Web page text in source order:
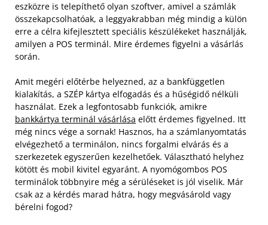
eszközre is telepíthető olyan szoftver, amivel a számlák
összekapcsolhatóak, a leggyakrabban még mindig a külön
erre a célra kifejlesztett speciális készülékeket használják,
amilyen a POS terminál. Mire érdemes figyelni a vásárlás
során.
Amit megéri előtérbe helyezned, az a bankfüggetlen
kialakítás, a SZÉP kártya elfogadás és a hűségidő nélküli
használat. Ezek a legfontosabb funkciók, amikre
bankkártya terminál vásárlása előtt érdemes figyelned. Itt
még nincs vége a sornak! Hasznos, ha a számlanyomtatás
elvégezhető a terminálon, nincs forgalmi elvárás és a
szerkezetek egyszerűen kezelhetőek. Választható helyhez
kötött és mobil kivitel egyaránt. A nyomógombos POS
terminálok többnyire még a sérüléseket is jól viselik. Már
csak az a kérdés marad hátra, hogy megvásárold vagy
bérelni fogod?